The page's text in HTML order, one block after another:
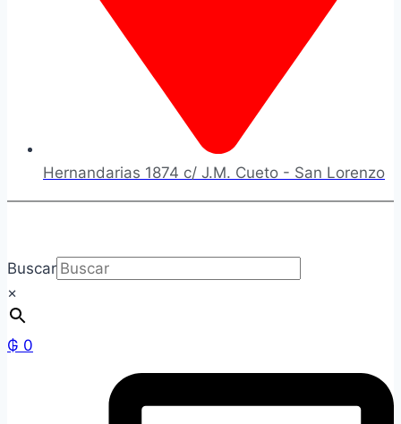
Hernandarias 1874 c/ J.M. Cueto - San Lorenzo
Buscar
×
₲ 0